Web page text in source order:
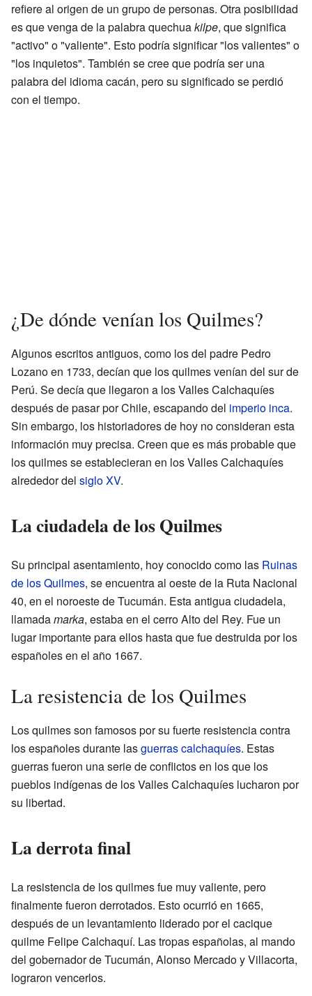
refiere al origen de un grupo de personas. Otra posibilidad
es que venga de la palabra quechuakilpe, que significa
"activo" o "valiente". Esto podría significar "los valientes" o
"los inquietos". También se cree que podría ser una
palabra del idioma cacán, pero su significado se perdió
con el tiempo.
¿De dónde venían los Quilmes?
Algunos escritos antiguos, como los del padre Pedro
Lozano en 1733, decían que los quilmes venían del sur de
Perú. Se decía que llegaron a los Valles Calchaquíes
después de pasar por Chile, escapando del imperio inca.
Sin embargo, los historiadores de hoy no consideran esta
información muy precisa. Creen que es más probable que
los quilmes se establecieran en los Valles Calchaquíes
alrededor del siglo XV.
La ciudadela de los Quilmes
Su principal asentamiento, hoy conocido como las Ruinas
de los Quilmes, se encuentra al oeste de la Ruta Nacional
40, en el noroeste de Tucumán. Esta antigua ciudadela,
llamadamarka, estaba en el cerro Alto del Rey. Fue un
lugar importante para ellos hasta que fue destruida por los
españoles en el año 1667.
La resistencia de los Quilmes
Los quilmes son famosos por su fuerte resistencia contra
los españoles durante lasguerras calchaquíes. Estas
guerras fueron una serie de conflictos en los que los
pueblos indígenas de los Valles Calchaquíes lucharon por
su libertad.
La derrota final
La resistencia de los quilmes fue muy valiente, pero
finalmente fueron derrotados. Esto ocurrió en 1665,
después de un levantamiento liderado por el cacique
quilme Felipe Calchaquí. Las tropas españolas, al mando
del gobernador de Tucumán, Alonso Mercado y Villacorta,
lograron vencerlos.